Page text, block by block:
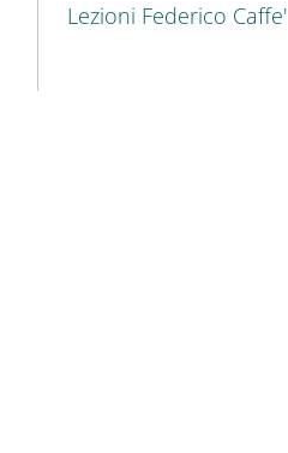
Lezioni Federico Caffe'